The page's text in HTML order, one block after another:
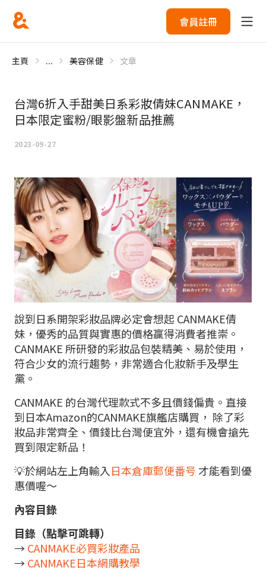
會員註冊
主頁 ... 美容保健 文章
台灣6折入手甜美日系彩妝倩妹CANMAKE，
日本限定蜜粉/眼影盤新品推薦
2023-09-27
說到日系開架彩妝品牌必定會想起 CANMAKE倩
妹，優秀的品質與實惠的價格贏得消費者推崇。
CANMAKE 所研發的彩妝品包裝精美、易於使用，
符合少女的流行趨勢，非常適合化妝新手及學生
黨。
CANMAKE 的台灣代理款式不多且價錢偏貴。直接
到日本Amazon的CANMAKE旗艦店購買， 除了彩
妝品非常齊全、價錢比台灣便宜外，還有機會搶先
買到限定新品！
💡於網站左上角輸入 日本倉庫郵便番号 才能看到優
惠價喔～
內容目錄
目錄（點擊可跳轉）
→ CANMAKE必買彩妝產品
→ CANMAKE日本網購教學